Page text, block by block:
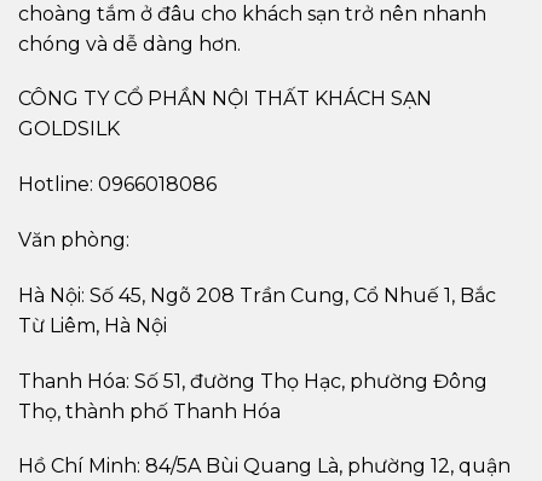
choàng tắm ở đâu cho khách sạn trở nên nhanh
chóng và dễ dàng hơn.
CÔNG TY CỔ PHẦN NỘI THẤT KHÁCH SẠN
GOLDSILK
Hotline: 0966018086
Văn phòng:
Hà Nội: Số 45, Ngõ 208 Trần Cung, Cổ Nhuế 1, Bắc
Từ Liêm, Hà Nội
Thanh Hóa: Số 51, đường Thọ Hạc, phường Đông
Thọ, thành phố Thanh Hóa
Hồ Chí Minh: 84/5A Bùi Quang Là, phường 12, quận